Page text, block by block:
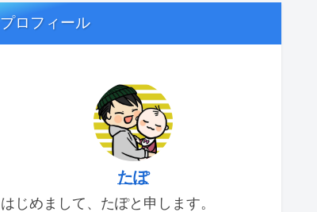
プロフィール
たぽ
はじめまして、たぽと申します。